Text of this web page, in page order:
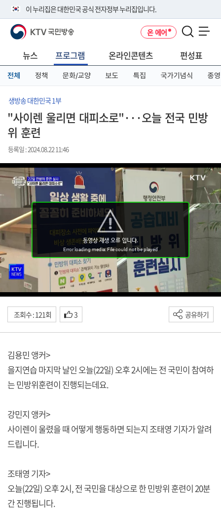
이 누리집은 대한민국 공식 전자정부 누리집입니다.
공식 누리집 주소 확인하기
니다.
이밖에 or.kr 또는 .kr등 다른 도메인 주소를 사용하고 있다면 아래 URL에
서 도메인 주소를 확인해 보세요
KTV 국민방송 온 에어
뉴스 프로그램 온라인콘텐츠 편성표
전체 정책 문화/교양 보도 특집 국가기념식 종영
생방송 대한민국 1부
"사이렌 울리면 대피소로"···오늘 전국 민방
위 훈련
등록일 : 2024.08.22 11:46
조회수 : 121회 3 공유하기
김용민 앵커>
을지연습 마지막 날인 오늘(22일) 오후 2시에는 전 국민이 참여하
는 민방위훈련이 진행되는데요.
강민지 앵커>
사이렌이 울렸을 때 어떻게 행동하면 되는지 조태영 기자가 알려
드립니다.
조태영 기자>
오늘(22일) 오후 2시, 전 국민을 대상으로 한 민방위 훈련이 20분
간 진행됩니다.